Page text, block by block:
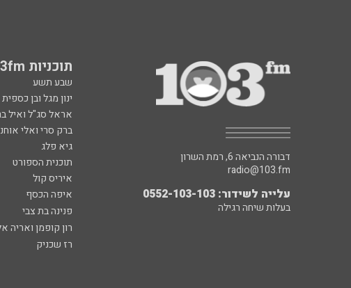
תוכניות 103fm
שבע תשע
ינון מגל ובן כספית
אראל סג"ל ואיל
ברק סרי ואלי
גיא פלג
תוכנית הספורט
איריס קול
איפה הכסף
פנינה בת צבי
רון קופמן ואריה
רז שכניק
דבורה הנביאה 6, רמת השרון
radio@103.fm
עלייה לשידור: 0552-103-103
בעלות שיחה רגילה